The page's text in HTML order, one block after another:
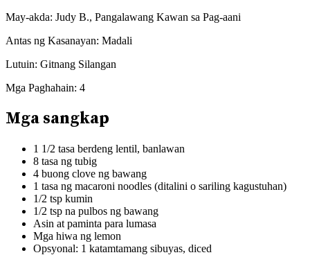
May-akda: Judy B., Pangalawang Kawan sa Pag-aani
Antas ng Kasanayan: Madali
Lutuin: Gitnang Silangan
Mga Paghahain: 4
Mga sangkap
1 1/2 tasa berdeng lentil, banlawan
8 tasa ng tubig
4 buong clove ng bawang
1 tasa ng macaroni noodles (ditalini o sariling kagustuhan)
1/2 tsp kumin
1/2 tsp na pulbos ng bawang
Asin at paminta para lumasa
Mga hiwa ng lemon
Opsyonal: 1 katamtamang sibuyas, diced